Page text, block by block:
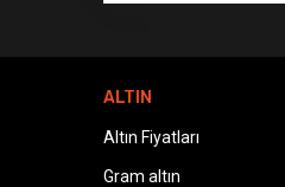
ALTIN
Altın Fiyatları
Gram altın